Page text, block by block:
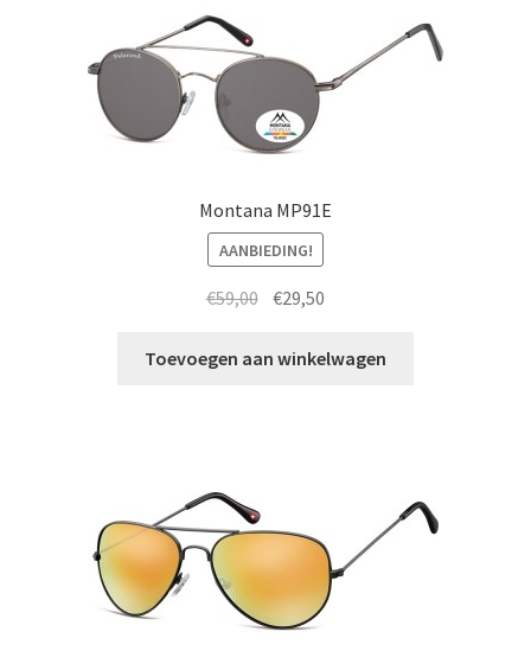
Montana MP91E
AANBIEDING!
€59,00 Oorspronkelijke
was:
€29,50
is:
Toevoegen aan winkelwagen